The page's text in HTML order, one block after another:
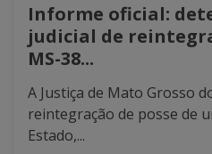
Informe oficial:
judicial de
MS-38...
A Justiça de Mato Grosso
reintegração de posse de
Estado,...